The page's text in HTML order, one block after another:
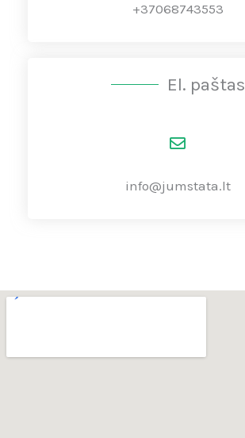
+37068743553
El. paštas
info@jumstata.lt